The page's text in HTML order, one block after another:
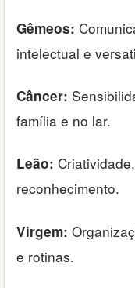
Gêmeos:
intelectual e
Câncer:
família e no lar.
Leão:
reconhecimento.
Virgem:
e rotinas.